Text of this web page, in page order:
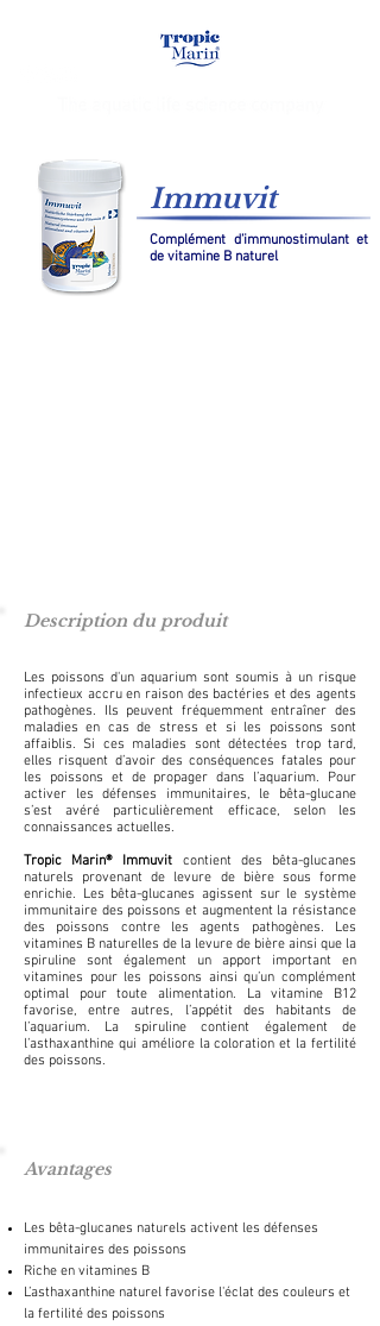
Immuvit
Complément d’immunostimulant et
de vitamine B naturel
Description du produit
Les poissons d'un aquarium sont soumis à un risque
infectieux accru en raison des bactéries et des agents
pathogènes. Ils peuvent fréquemment entraîner des
maladies en cas de stress et si les poissons sont
affaiblis. Si ces maladies sont détectées trop tard,
elles risquent d’avoir des conséquences fatales pour
les poissons et de propager dans l’aquarium. Pour
activer les défenses immunitaires, le bêta-glucane
s’est avéré particulièrement efficace, selon les
connaissances actuelles.
Tropic Marin® Immuvit contient des bêta-glucanes
naturels provenant de levure de bière sous forme
enrichie. Les bêta-glucanes agissent sur le système
immunitaire des poissons et augmentent la résistance
des poissons contre les agents pathogènes. Les
vitamines B naturelles de la levure de bière ainsi que la
spiruline sont également un apport important en
vitamines pour les poissons ainsi qu’un complément
optimal pour toute alimentation. La vitamine B12
favorise, entre autres, l’appétit des habitants de
l’aquarium. La spiruline contient également de
l’asthaxanthine qui améliore la coloration et la fertilité
des poissons.
Avantages
Les bêta-glucanes naturels activent les défenses
immunitaires des poissons
Riche en vitamines B
L’asthaxanthine naturel favorise l'éclat des couleurs et
la fertilité des poissons